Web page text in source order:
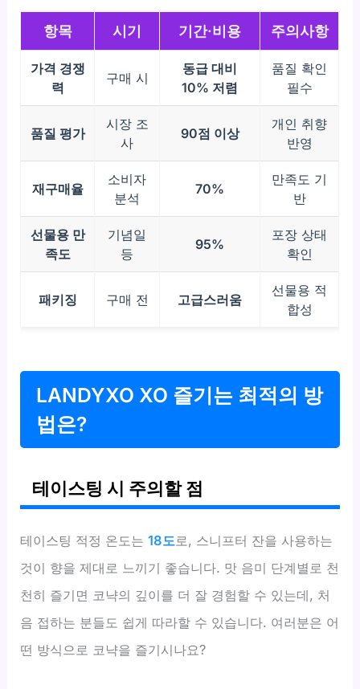
항목 시기 기간·비용 주의사항
가격 경쟁
력
구매 시
동급 대비
10% 저렴
품질 확인
필수
품질 평가
시장 조
사
90점 이상
개인 취향
반영
재구매율
소비자
분석
70%
만족도 기
반
선물용 만
족도
기념일
등
95%
포장 상태
확인
패키징 구매 전 고급스러움
선물용 적
합성
LANDYXO XO 즐기는 최적의 방
법은?
테이스팅 시 주의할 점
테이스팅 적정 온도는18도 로, 스니프터 잔을 사용하는
것이 향을 제대로 느끼기 좋습니다. 맛 음미 단계별로 천
천히 즐기면 코냑의 깊이를 더 잘 경험할 수 있는데, 처
음 접하는 분들도 쉽게 따라할 수 있습니다. 여러분은 어
떤 방식으로 코냑을 즐기시나요?